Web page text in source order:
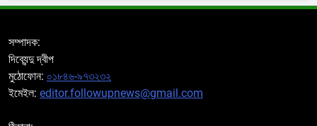
সম্পাদক:
দিব্যেন্দু দ্বীপ
মুঠোফোন: ০১৮৪৬-৯৭৩২৩২
ইমেইল: editor.followupnews@gmail.com